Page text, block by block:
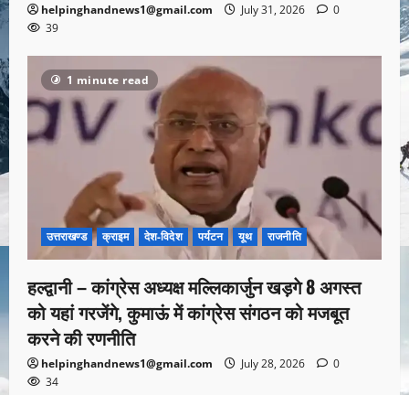
helpinghandnews1@gmail.com July 31, 2026
0
39
1 minute read
उत्तराखण्ड क्राइम देश-विदेश पर्यटन यूथ राजनीति
हल्द्वानी – कांग्रेस अध्यक्ष मल्लिकार्जुन खड़गे 8 अगस्त
को यहां गरजेंगे, कुमाऊं में कांग्रेस संगठन को मजबूत
करने की रणनीति
helpinghandnews1@gmail.com July 28, 2026
0
34